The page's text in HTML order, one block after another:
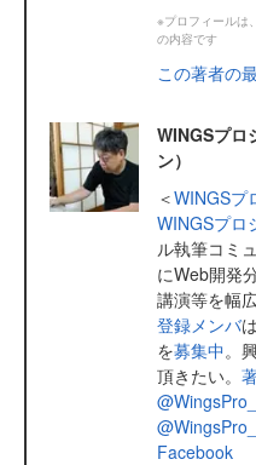
※プロフィールは
の内容です
この著者の
WINGSプ
ン）
＜WINGSプ
WINGSプロ
ル執筆コミ
にWeb開発
講演等を幅
登録メンバ
を募集中。
頂きたい。
Facebook